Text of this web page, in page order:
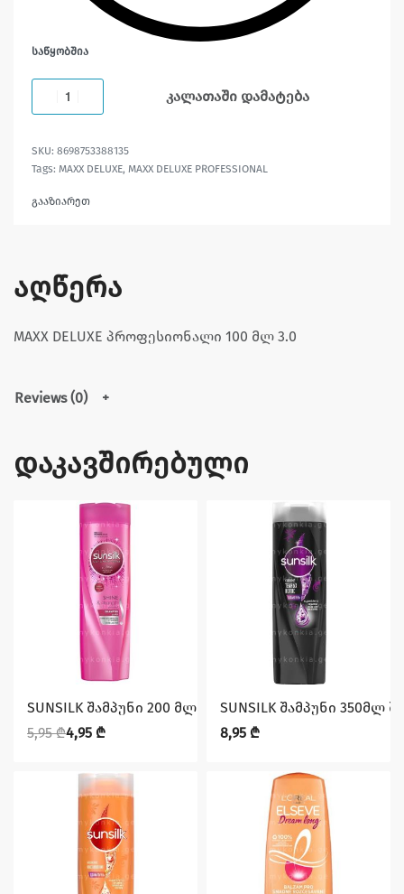
ᲡᲐᲬᲧᲝᲑᲨᲘᲐ
კალათაში დამატება
8698753388135
Tags: MAXX DELUXE, MAXX DELUXE PROFESSIONAL
გააზიარეთ
აღწერა
MAXX DELUXE პროფესიონალი 100 მლ 3.0
Reviews (0)
დაკავშირებული
SUNSILK შამპუნი 200 მლ მბზინვარება და სიძლიერე
5,95₾4,95 ₾
SUNSILK შამპუნი 350მლ
8,95 ₾